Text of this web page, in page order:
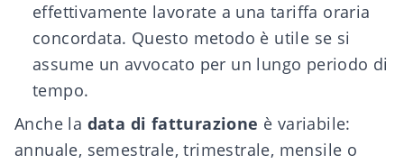
effettivamente lavorate a una tariffa oraria
concordata. Questo metodo è utile se si
assume un avvocato per un lungo periodo di
tempo.
Anche la data di fatturazione è variabile:
annuale, semestrale, trimestrale, mensile o